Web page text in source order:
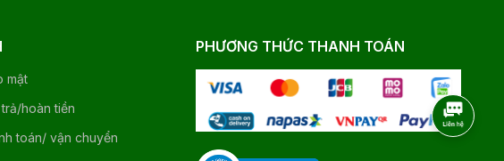
mật
hoàn tiền
toán/ vận chuyển
PHƯƠNG THỨC THANH TOÁN